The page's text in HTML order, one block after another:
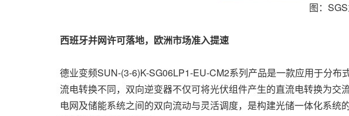
图：
西班牙并网许可落地，欧洲市场准入提速
德业变频SUN-(3-6)K-SG06LP1-EU-CM2系列产品是一款应用于分
流电转换不同，双向逆变器不仅可将光伏组件产生的直流电转换为交
电网及储能系统之间的双向流动与灵活调度，是构建光储一体化系